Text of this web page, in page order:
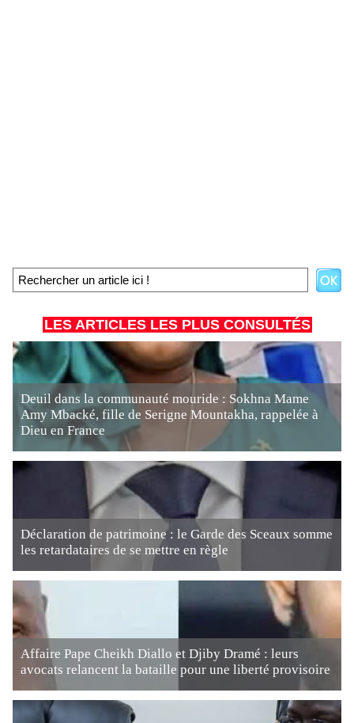
LES ARTICLES LES PLUS CONSULTÉS
Deuil dans la communauté mouride : Sokhna Mame
Amy Mbacké, fille de Serigne Mountakha, rappelée à
Dieu en France
Déclaration de patrimoine : le Garde des Sceaux somme
les retardataires de se mettre en règle
Affaire Pape Cheikh Diallo et Djiby Dramé : leurs
avocats relancent la bataille pour une liberté provisoire